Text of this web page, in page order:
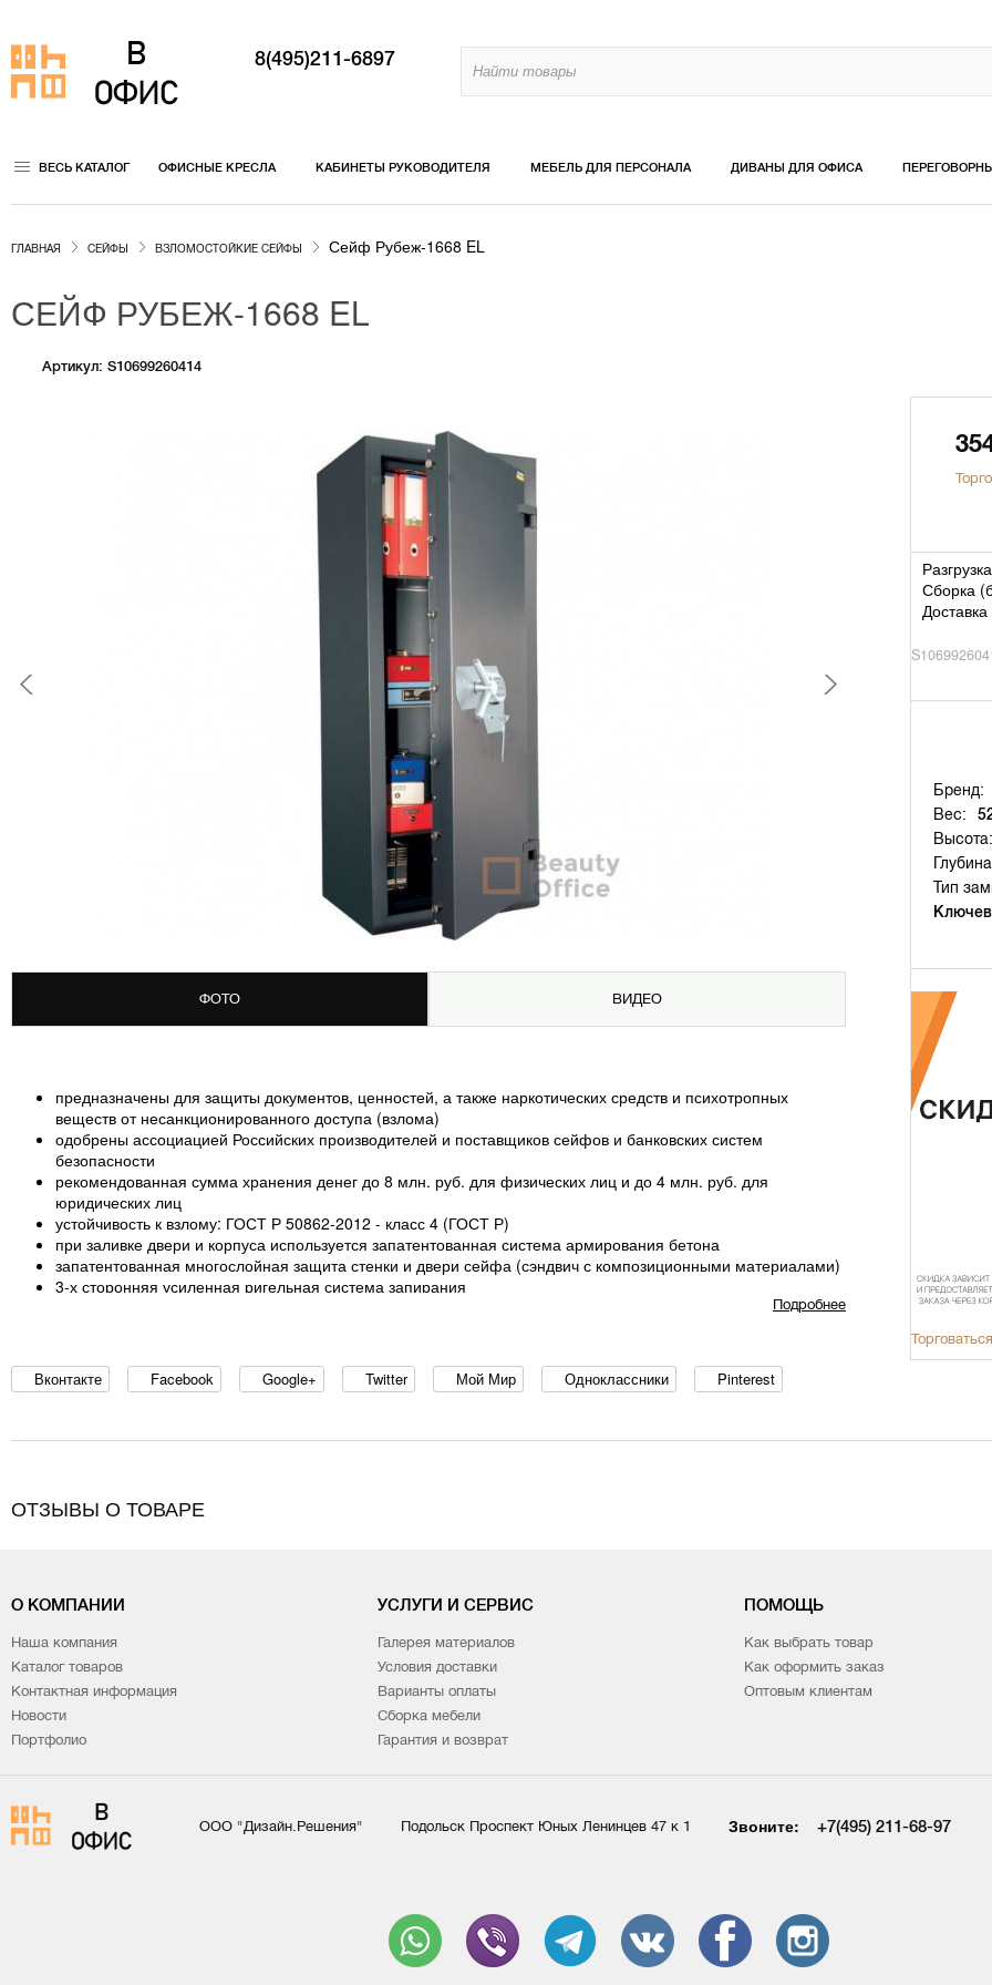
8(495)211-6897
ВЕСЬ КАТАЛОГ ОФИСНЫЕ КРЕСЛА КАБИНЕТЫ РУКОВОДИТЕЛЯ МЕБЕЛЬ ДЛЯ ПЕРСОНАЛА ДИВАНЫ ДЛЯ ОФИСА
ГЛАВНАЯ СЕЙФЫ ВЗЛОМОСТОЙКИЕ СЕЙФЫ Сейф Рубеж-1668 EL
СЕЙФ РУБЕЖ-1668 EL
Артикул: S10699260414
Сборка (
Доставка
Бренд:
Вес:
Высота:
Тип
ФОТО ВИДЕО
предназначены для защиты документов, ценностей, а также наркотических средств и психотропных
веществ от несанкционированного доступа (взлома)
одобрены ассоциацией Российских производителей и поставщиков сейфов и банковских систем
безопасности
рекомендованная сумма хранения денег до 8 млн. руб. для физических лиц и до 4 млн. руб. для
юридических лиц
устойчивость к взлому: ГОСТ Р 50862-2012 - класс 4 (ГОСТ Р)
при заливке двери и корпуса используется запатентованная система армирования бетона
запатентованная многослойная защита стенки и двери сейфа (сэндвич с композиционными материалами)
3-х сторонняя усиленная ригельная система запирания
счетчик открывания DLC-100
устройство для опечатывания
толщина защитного слоя двери – 50 мм, общая толщина двери - 100 мм
наличие анкерного крепления к полу. Анкерный болт в комплекте
опция – установка трейзера*
Подробнее
Вконтакте Facebook Google+ Twitter Мой Мир Одноклассники Pinterest
ОТЗЫВЫ О ТОВАРЕ
О КОМПАНИИ
Наша компания
Каталог товаров
Контактная информация
Новости
Портфолио
УСЛУГИ И СЕРВИС
Галерея материалов
Условия доставки
Варианты оплаты
Сборка мебели
Гарантия и возврат
ПОМОЩЬ
Как выбрать товар
Как оформить заказ
Оптовым клиентам
ООО "Дизайн.Решения" Подольск Проспект Юных Ленинцев 47 к 1 Звоните: +7(495) 211-68-97